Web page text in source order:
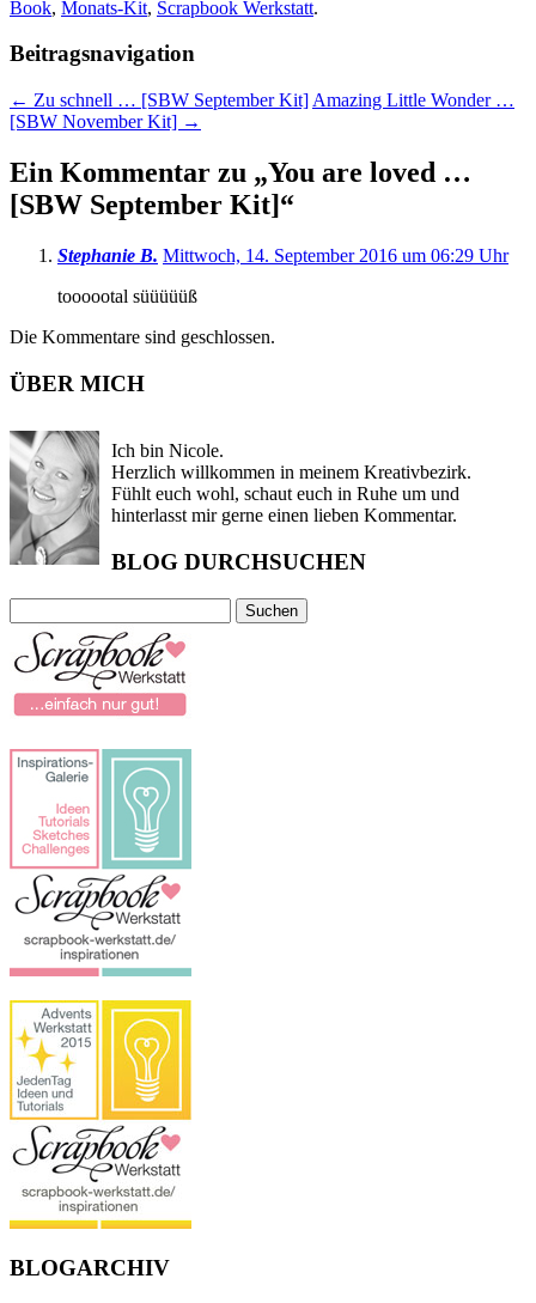
Book, Monats-Kit, Scrapbook Werkstatt.
Beitragsnavigation
← Zu schnell … [SBW September Kit] Amazing Little Wonder …
[SBW November Kit] →
Ein Kommentar zu „You are loved …
[SBW September Kit]“
Stephanie B. Mittwoch, 14. September 2016 um 06:29 Uhr
toooootal süüüüüß
Die Kommentare sind geschlossen.
ÜBER MICH
Ich bin Nicole.
Herzlich willkommen in meinem Kreativbezirk.
Fühlt euch wohl, schaut euch in Ruhe um und
hinterlasst mir gerne einen lieben Kommentar.
BLOG DURCHSUCHEN
nach:
BLOGARCHIV